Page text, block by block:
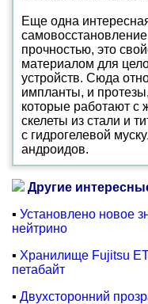
Еще одна
прочностью, это
материалом для
устройств. Сюда
импланты, и
которые работают
скелеты из стали и
с гидрогелевой
андроидов.
Другие
▪ Установлено новое
нейтрино
▪ Хранилище Fujitsu
петабайт
▪ Двухсторонний